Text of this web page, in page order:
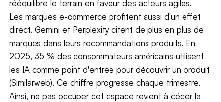
rééquilibre le terrain en faveur des acteurs agiles.
Les marques e-commerce profitent aussi d'un effet
direct. Gemini et Perplexity citent de plus en plus de
marques dans leurs recommandations produits. En
2025, 35 % des consommateurs américains utilisent
les IA comme point d'entrée pour découvrir un produit
(Similarweb). Ce chiffre progresse chaque trimestre.
Ainsi, ne pas occuper cet espace revient à céder la